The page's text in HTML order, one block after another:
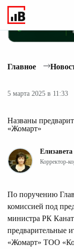
Главное
5 марта 2025 в 11:33
Названы
«Жомарт»
Корректор-
По поручению
комиссией под
министра РК
предварительные
«Жомарт» ТОО